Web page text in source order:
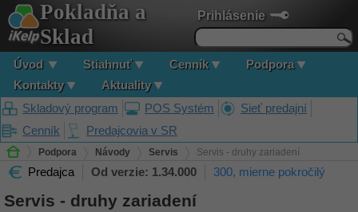
Prihlásenie
Pokladňa a
Sklad
Úvod Stiahnuť Cenník
Podpora
Kontakty
Aktuality
Skladový program
POS Systém
Sieť predajní
Cenník
Predajcovia v SR
Podpora Návody Servis Servis - druhy zariadení
Predajca Od verzie: 1.34.000 300, mierne pokročilý
Servis - druhy zariadení